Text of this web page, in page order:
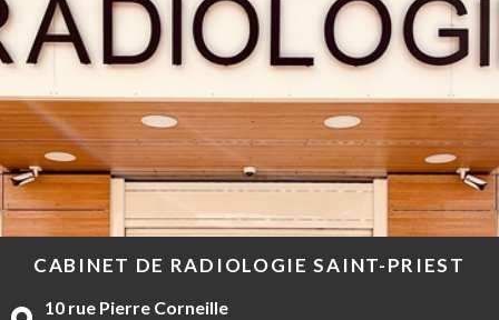
CABINET DE RADIOLOGIE SAINT-PRIEST
10 rue Pierre Corneille